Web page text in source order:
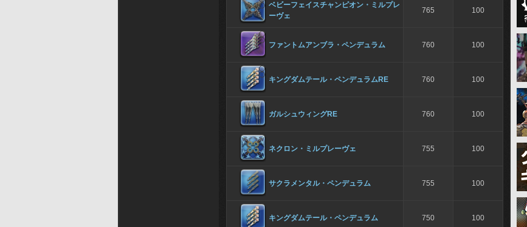
ベビーフェイスチャンピオン・ミルプレ
ーヴェ
765 100
ファントムアンブラ・ペンデュラム 760 100
キングダムテール・ペンデュラムRE 760 100
ガルシュウィングRE 760 100
ネクロン・ミルプレーヴェ 755 100
サクラメンタル・ペンデュラム 755 100
キングダムテール・ペンデュラム 750 100